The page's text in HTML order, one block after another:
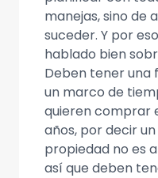
manejas, sino de
suceder. Y por
hablado bien
Deben tener una
un marco de
quieren comprar
años, por decir
propiedad no es
así que deben